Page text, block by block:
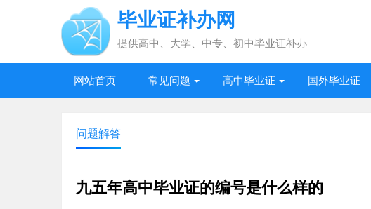
毕业证补办网
提供高中、大学、中专、初中毕业证补办
网站首页 常见问题 高中毕业证 国外毕业证
问题解答
九五年高中毕业证的编号是什么样的